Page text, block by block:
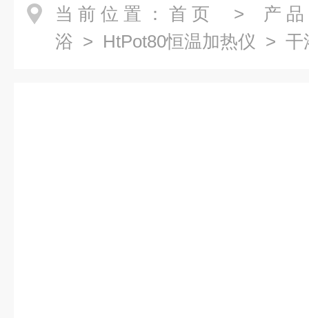
当前位置： 首页 > 产
浴 > HtPot80恒温加热仪 > 干